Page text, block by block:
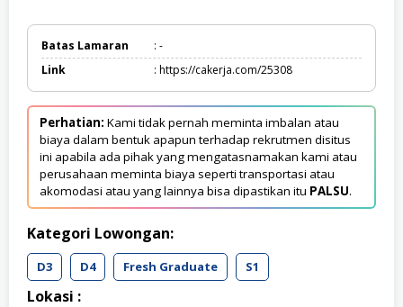
Batas Lamaran
: -
Link
: https://cakerja.com/25308
Perhatian: Kami tidak pernah meminta imbalan atau
biaya dalam bentuk apapun terhadap rekrutmen disitus
ini apabila ada pihak yang mengatasnamakan kami atau
perusahaan meminta biaya seperti transportasi atau
akomodasi atau yang lainnya bisa dipastikan itu PALSU.
Kategori Lowongan:
D3 D4 Fresh Graduate S1
Lokasi :